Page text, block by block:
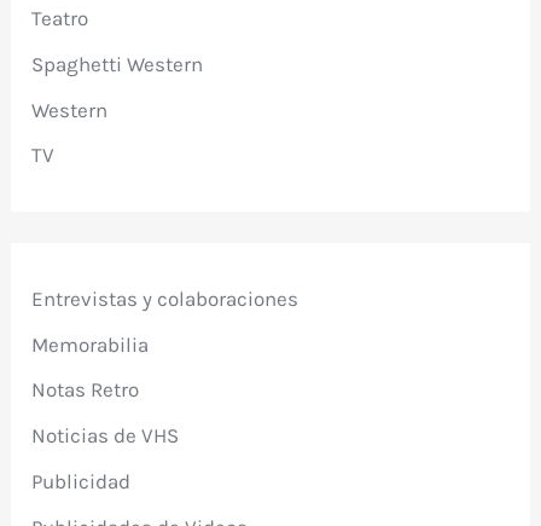
Teatro
Spaghetti Western
Western
TV
Entrevistas y colaboraciones
Memorabilia
Notas Retro
Noticias de VHS
Publicidad